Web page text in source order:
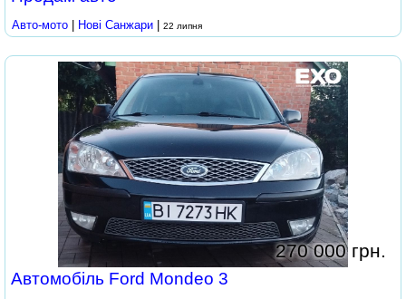
Авто-мото | Нові Cанжари | 22 липня
270 000 грн.
Автомобіль Ford Mondeo 3